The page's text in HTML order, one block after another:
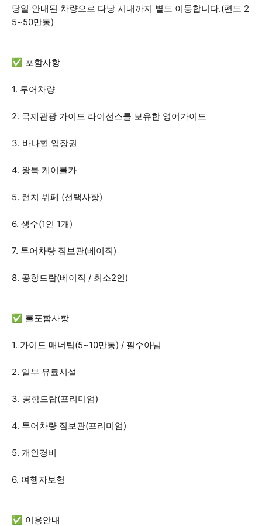
당일 안내된 차량으로 다낭 시내까지 별도 이동합니다.(편도 2
5~50만동)
✅ 포함사항
1. 투어차량
2. 국제관광 가이드 라이선스를 보유한 영어가이드
3. 바나힐 입장권
4. 왕복 케이블카
5. 런치 뷔페 (선택사항)
6. 생수(1인 1개)
7. 투어차량 짐보관(베이직)
8. 공항드랍(베이직 / 최소2인)
✅ 불포함사항
1. 가이드 매너팁(5~10만동) / 필수아님
2. 일부 유료시설
3. 공항드랍(프리미엄)
4. 투어차량 짐보관(프리미엄)
5. 개인경비
6. 여행자보험
✅ 이용안내